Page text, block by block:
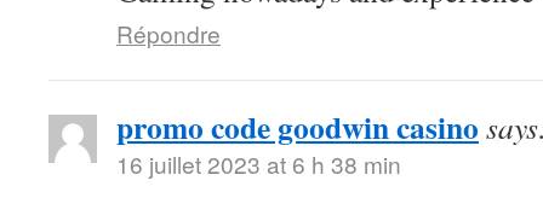
Répondre
promo code goodwin casino
16 juillet 2023 at 6 h 38 min